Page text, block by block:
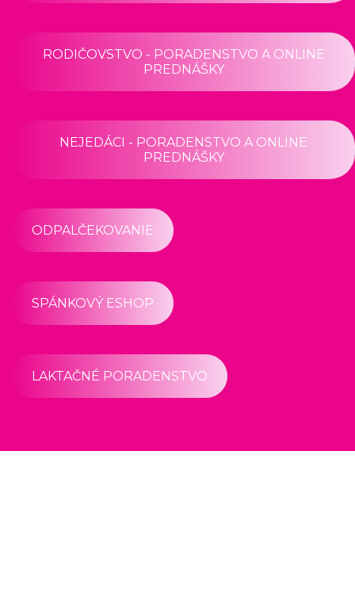
RODIČOVSTVO - PORADENSTVO A ONLINE
PREDNÁŠKY
NEJEDÁCI - PORADENSTVO A ONLINE
PREDNÁŠKY
ODPALČEKOVANIE
SPÁNKOVÝ ESHOP
LAKTAČNÉ PORADENSTVO